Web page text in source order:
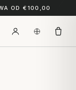
OD €100,00